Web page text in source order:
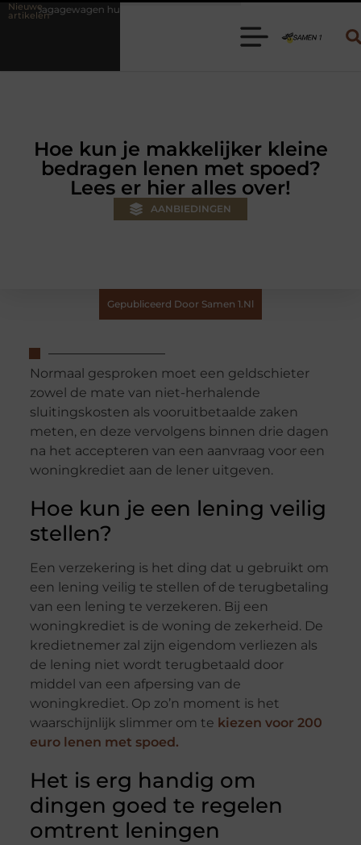
Nieuwe
artikelenKies de juiste aanhanger voor jouw klus
Hoe kun je makkelijker kleine
bedragen lenen met spoed?
Lees er hier alles over!
AANBIEDINGEN
Gepubliceerd Door Samen 1.nl
Normaal gesproken moet een geldschieter
zowel de mate van niet-herhalende
sluitingskosten als vooruitbetaalde zaken
meten, en deze vervolgens binnen drie dagen
na het accepteren van een aanvraag voor een
woningkrediet aan de lener uitgeven.
Hoe kun je een lening veilig
stellen?
Een verzekering is het ding dat u gebruikt om
een lening veilig te stellen of de terugbetaling
van een lening te verzekeren. Bij een
woningkrediet is de woning de zekerheid. De
kredietnemer zal zijn eigendom verliezen als
de lening niet wordt terugbetaald door
middel van een afpersing van de
woningkrediet. Op zo’n moment is het
waarschijnlijk slimmer om te kiezen voor 200
euro lenen met spoed.
Het is erg handig om
dingen goed te regelen
omtrent leningen